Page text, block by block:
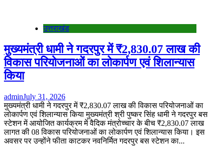
उत्तराखंड
मुख्यमंत्री धामी ने गदरपुर में ₹2,830.07 लाख की
विकास परियोजनाओं का लोकार्पण एवं शिलान्यास
किया
adminJuly 31, 2026
मुख्यमंत्री धामी ने गदरपुर में ₹2,830.07 लाख की विकास परियोजनाओं का
लोकार्पण एवं शिलान्यास किया मुख्यमंत्री श्री पुष्कर सिंह धामी ने गदरपुर बस
स्टेशन में आयोजित कार्यक्रम में वैदिक मंत्रोच्चार के बीच ₹2,830.07 लाख
लागत की 08 विकास परियोजनाओं का लोकार्पण एवं शिलान्यास किया। इस
अवसर पर उन्होंने फीता काटकर नवनिर्मित गदरपुर बस स्टेशन का...